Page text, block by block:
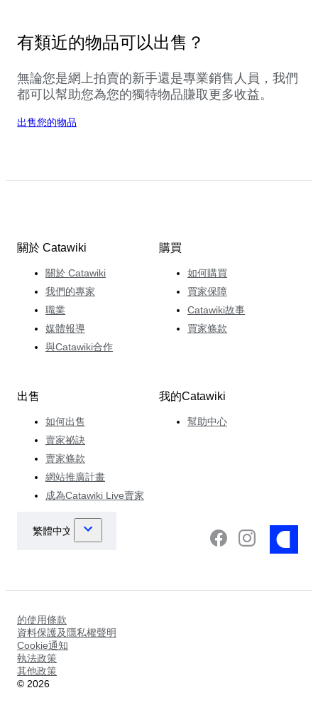
有類近的物品可以出售？
無論您是網上拍賣的新手還是專業銷售人員，我們
都可以幫助您為您的獨特物品賺取更多收益。
出售您的物品
關於 Catawiki
關於 Catawiki
我們的專家
職業
媒體報導
與Catawiki合作
購買
如何購買
買家保障
Catawiki故事
買家條款
出售
如何出售
賣家祕訣
賣家條款
網站推廣計畫
成為Catawiki Live賣家
我的Catawiki
幫助中心
的使用條款
資料保護及隱私權聲明
Cookie通知
執法政策
其他政策
© 2026